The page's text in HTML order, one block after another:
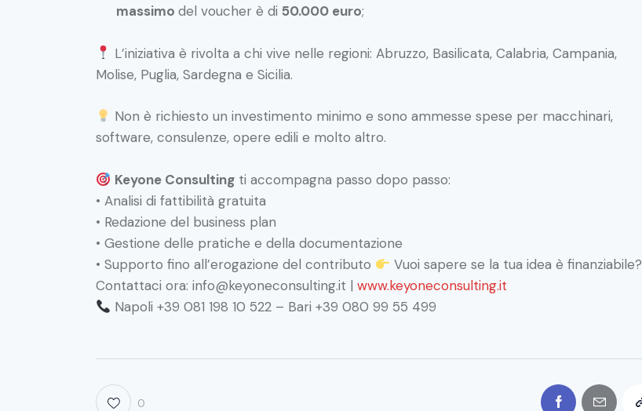
massimo del voucher è di 50.000 euro;
L’iniziativa è rivolta a chi vive nelle regioni: Abruzzo, Basilicata, Calabria, Campania,
Molise, Puglia, Sardegna e Sicilia.
Non è richiesto un investimento minimo e sono ammesse spese per macchinari,
software, consulenze, opere edili e molto altro.
Keyone Consulting ti accompagna passo dopo passo:
• Analisi di fattibilità gratuita
• Redazione del business plan
• Gestione delle pratiche e della documentazione
• Supporto fino all’erogazione del contributo
Vuoi sapere se la tua idea è finanziabile?
Contattaci ora: info@keyoneconsulting.it | www.keyoneconsulting.it
Napoli +39 081 198 10 522 – Bari +39 080 99 55 499
0